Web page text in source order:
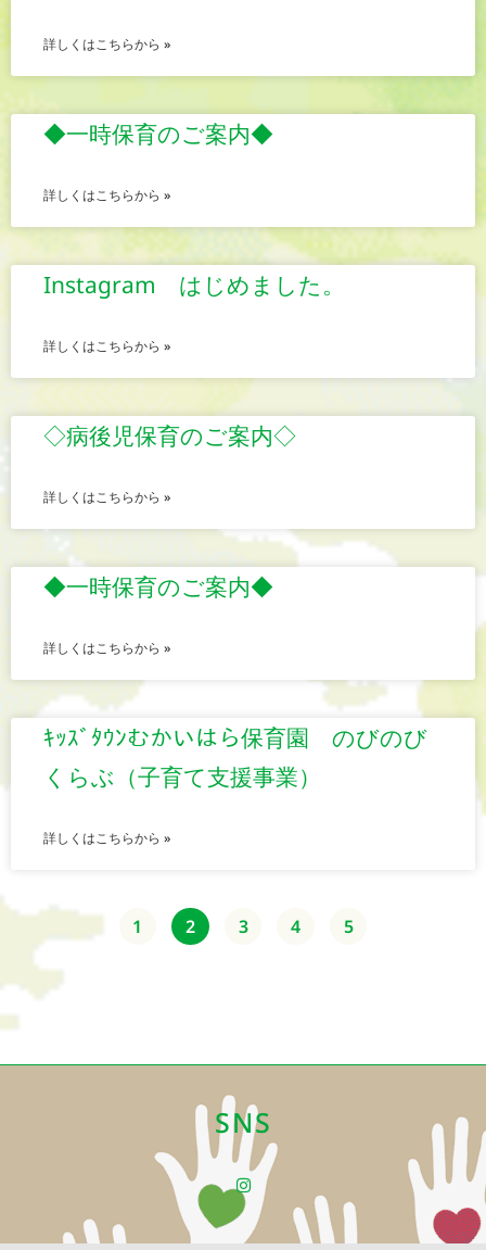
詳しくはこちらから »
◆一時保育のご案内◆
詳しくはこちらから »
Instagram はじめました。
詳しくはこちらから »
◇病後児保育のご案内◇
詳しくはこちらから »
◆一時保育のご案内◆
詳しくはこちらから »
ｷｯｽﾞﾀｳﾝむかいはら保育園 のびのび
くらぶ（子育て支援事業）
詳しくはこちらから »
1 2 3 4 5
SNS